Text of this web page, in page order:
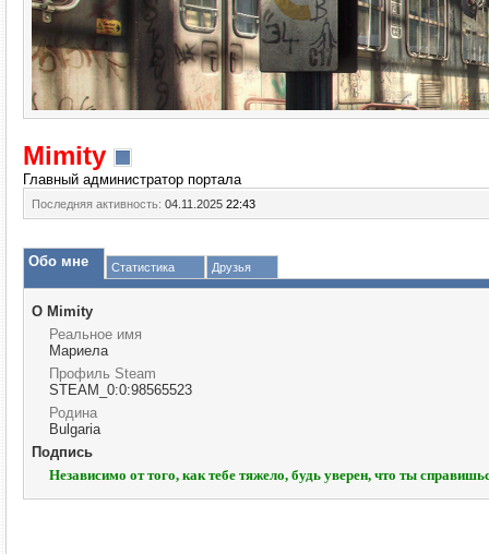
Mimity
Главный администратор портала
Последняя активность: 04.11.2025 22:43
Обо мне Статистика Друзья
О Mimity
Реальное имя
Мариела
Профиль Steam
STEAM_0:0:98565523
Родина
Bulgaria
Подпись
Независимо от того, как тебе тяжело, будь уверен, что ты